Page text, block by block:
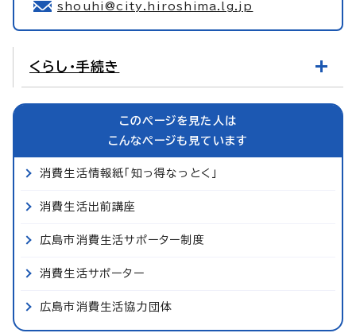
shouhi@city.hiroshima.lg.jp
くらし・手続き
このページを見た人は
こんなページも見ています
消費生活情報紙「知っ得なっとく」
消費生活出前講座
広島市消費生活サポーター制度
消費生活サポーター
広島市消費生活協力団体